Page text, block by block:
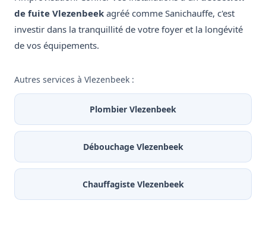
de fuite Vlezenbeek agréé comme Sanichauffe, c'est
investir dans la tranquillité de votre foyer et la longévité
de vos équipements.
Autres services à Vlezenbeek :
Plombier Vlezenbeek
Débouchage Vlezenbeek
Chauffagiste Vlezenbeek